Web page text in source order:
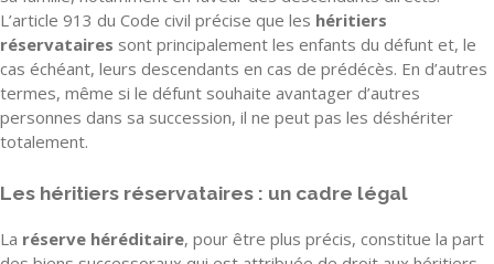
L’article 913 du Code civil précise que les héritiers
réservataires sont principalement les enfants du défunt et, le
cas échéant, leurs descendants en cas de prédécès. En d’autres
termes, même si le défunt souhaite avantager d’autres
personnes dans sa succession, il ne peut pas les déshériter
totalement.
Les héritiers réservataires : un cadre légal
La réserve héréditaire, pour être plus précis, constitue la part